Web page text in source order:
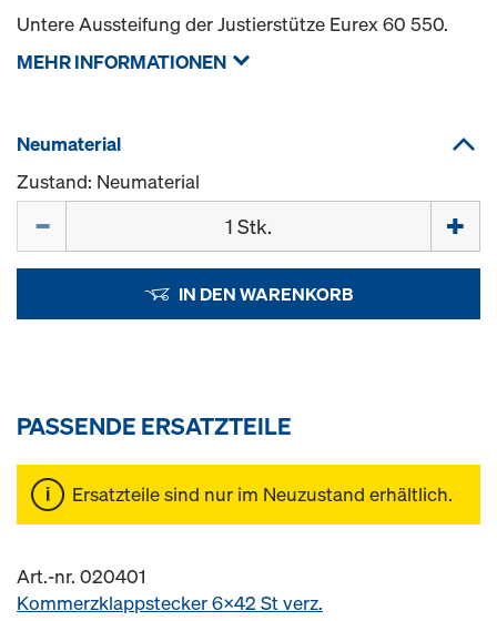
Untere Aussteifung der Justierstütze Eurex 60 550.
MEHR INFORMATIONEN
Neumaterial
Zustand: Neumaterial
IN DEN WARENKORB
PASSENDE ERSATZTEILE
Ersatzteile sind nur im Neuzustand erhältlich.
Art.-nr. 020401
Kommerzklappstecker 6x42 St verz.